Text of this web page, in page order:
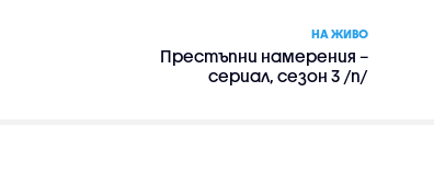
НА ЖИВО
Престъпни намерения –
сериал, сезон 3 /п/